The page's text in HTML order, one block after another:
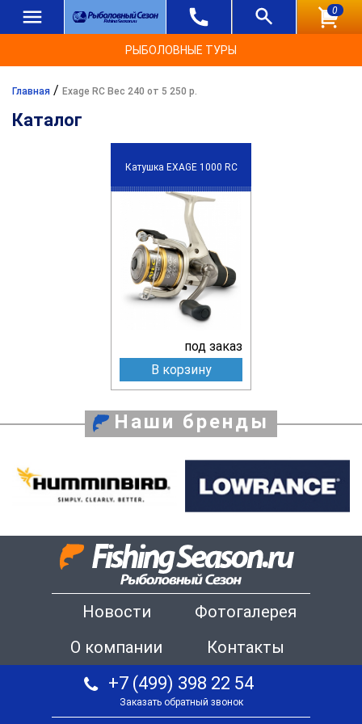
0
РЫБОЛОВНЫЕ ТУРЫ
Главная / Exage RC Вес 240 от 5 250 р.
Каталог
Катушка EXAGE 1000 RC
под заказ
В корзину
Наши бренды
Новости
Фотогалерея
О компании
Контакты
+7 (499) 398 22 54
Заказать обратный звонок